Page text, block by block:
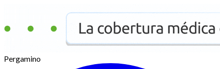
Pergamino